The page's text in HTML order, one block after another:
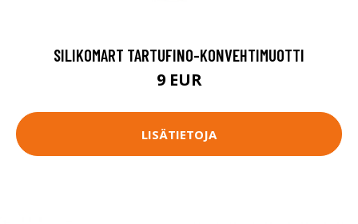
SILIKOMART TARTUFINO-KONVEHTIMUOTTI
9 EUR
LISÄTIETOJA